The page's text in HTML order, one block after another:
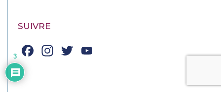
SUIVRE
Facebook
Instagram
Twitter
3